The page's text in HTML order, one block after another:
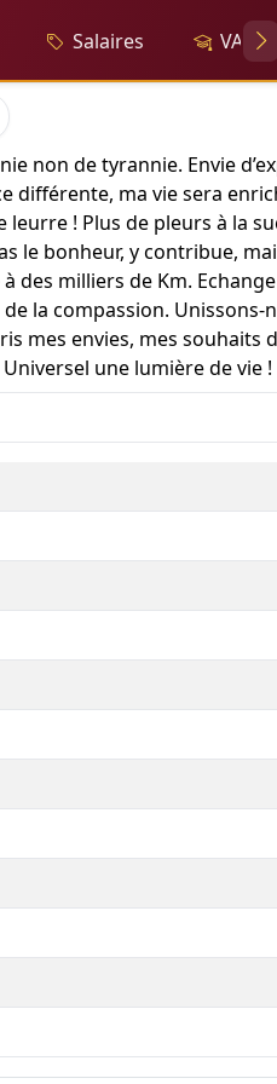
Salaires VAE
non de tyrannie. Envie
différente, ma vie sera
! Plus de pleurs à la
le bonheur, y contribue,
des milliers de Km.
la compassion. Unissons-
mes envies, mes souhaits
Universel une lumière de vie !